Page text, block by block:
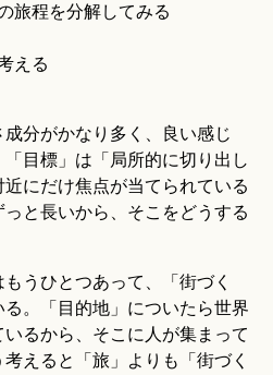
旅程を分解してみる
える
成分がかなり多く、良い感じ
目標」は「局所的に切り出し
にだけ焦点が当てられている
と長いから、そこをどうする
うひとつあって、「街づく
。「目的地」についたら世界
るから、そこに人が集まって
えると「旅」よりも「街づく